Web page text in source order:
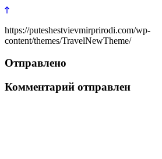
https://puteshestvievmirprirodi.com/wp-
content/themes/TravelNewTheme/
Отправлено
Комментарий отправлен